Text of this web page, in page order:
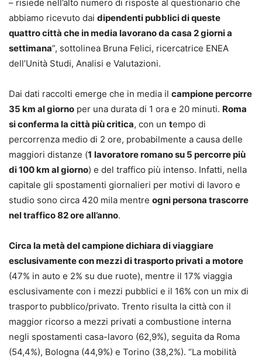
– risiede nell’alto numero di risposte al questionario che
abbiamo ricevuto dai dipendenti pubblici di queste
quattro città che in media lavorano da casa 2 giorni a
settimana”, sottolinea Bruna Felici, ricercatrice ENEA
dell’Unità Studi, Analisi e Valutazioni.
Dai dati raccolti emerge che in media il campione percorre
35 km al giorno per una durata di 1 ora e 20 minuti. Roma
si conferma la città più critica, con un tempo di
percorrenza medio di 2 ore, probabilmente a causa delle
maggiori distanze (1 lavoratore romano su 5 percorre più
di 100 km al giorno) e del traffico più intenso. Infatti, nella
capitale gli spostamenti giornalieri per motivi di lavoro e
studio sono circa 420 mila mentre ogni persona trascorre
nel traffico 82 ore all’anno.
Circa la metà del campione dichiara di viaggiare
esclusivamente con mezzi di trasporto privati a motore
(47% in auto e 2% su due ruote), mentre il 17% viaggia
esclusivamente con i mezzi pubblici e il 16% con un mix di
trasporto pubblico/privato. Trento risulta la città con il
maggior ricorso a mezzi privati a combustione interna
negli spostamenti casa-lavoro (62,9%), seguita da Roma
(54,4%), Bologna (44,9%) e Torino (38,2%). “La mobilità